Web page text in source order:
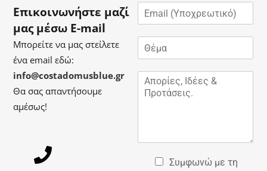
Επικοινωνήστε μαζί
μας μέσω E-mail
Μπορείτε να μας στείλετε
ένα email εδώ:
info@costadomusblue.gr
Θα σας απαντήσουμε
αμέσως!
m
Συμφωνώ με τη